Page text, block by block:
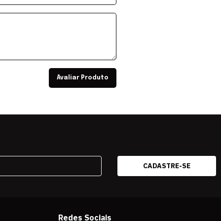
Avaliar Produto
Redes Sociais